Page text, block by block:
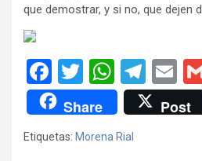
que demostrar, y si no, que dejen
F
a
ce
b
T
wi
tt
er
W
h
at
s
T
el
e
E
m
ail
Share Post
Etiquetas: Morena Rial